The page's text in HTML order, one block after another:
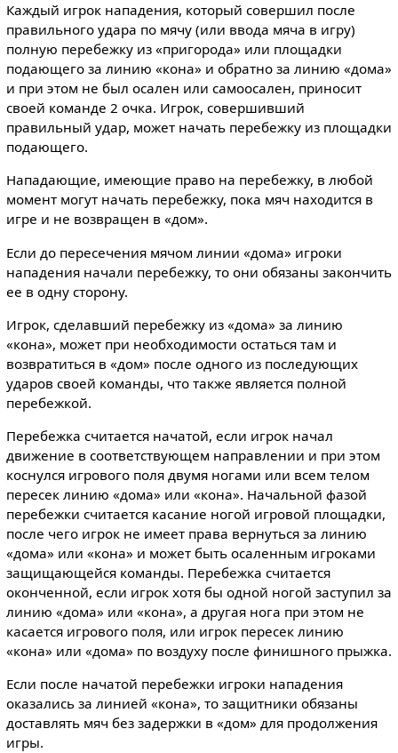
Каждый игрок нападения, который совершил после
правильного удара по мячу (или ввода мяча в игру)
полную перебежку из «пригорода» или площадки
подающего за линию «кона» и обратно за линию «дома»
и при этом не был осален или самоосален, приносит
своей команде 2 очка. Игрок, совершивший
правильный удар, может начать перебежку из площадки
подающего.
Нападающие, имеющие право на перебежку, в любой
момент могут начать перебежку, пока мяч находится в
игре и не возвращен в «дом».
Если до пересечения мячом линии «дома» игроки
нападения начали перебежку, то они обязаны закончить
ее в одну сторону.
Игрок, сделавший перебежку из «дома» за линию
«кона», может при необходимости остаться там и
возвратиться в «дом» после одного из последующих
ударов своей команды, что также является полной
перебежкой.
Перебежка считается начатой, если игрок начал
движение в соответствующем направлении и при этом
коснулся игрового поля двумя ногами или всем телом
пересек линию «дома» или «кона». Начальной фазой
перебежки считается касание ногой игровой площадки,
после чего игрок не имеет права вернуться за линию
«дома» или «кона» и может быть осаленным игроками
защищающейся команды. Перебежка считается
оконченной, если игрок хотя бы одной ногой заступил за
линию «дома» или «кона», а другая нога при этом не
касается игрового поля, или игрок пересек линию
«кона» или «дома» по воздуху после финишного прыжка.
Если после начатой перебежки игроки нападения
оказались за линией «кона», то защитники обязаны
доставлять мяч без задержки в «дом» для продолжения
игры.